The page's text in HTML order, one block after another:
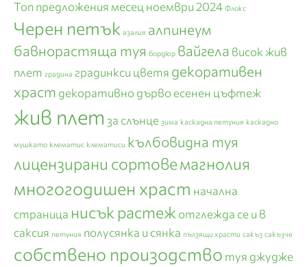
Топ предложения месец ноември 2024 Флокс
Черен петък азалия алпинеум
бавнорастяща туя бордюр вайгела висок жив
плет градина градинкси цветя декоративен
храст декоративно дърво есенен цъфтеж
жив плет за слънце зима каскадна петуния каскадно
мушкато клематис клематиси кълбовидна туя
лицензирани сортовемагнолия
многогодишен храст начална
страница нисък растеж отглежда се и в
саксия петуния полусянка и сянка пълзящи храсти сакъз сакъзче
собствено произодство туя джудже